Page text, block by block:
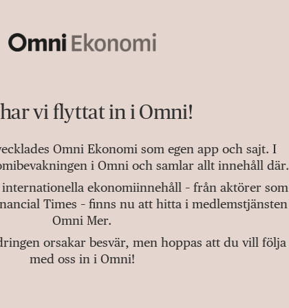
vi flyttat in i Omni!
Omni Ekonomi som egen app och sajt. I
i Omni och samlar allt innehåll där.
internationella ekonomiinnehåll – från aktörer som
Times – finns nu att hitta i medlemstjänsten
Omni Mer.
orsakar besvär, men hoppas att du vill följa
med oss in i Omni!